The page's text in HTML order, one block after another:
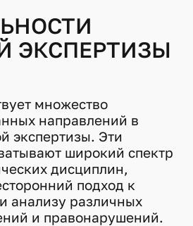
ЭКСПЕРТИЗЫ
множество
направлений в
экспертизы. Эти
широкий спектр
дисциплин,
подход к
анализу различных
и правонарушений.